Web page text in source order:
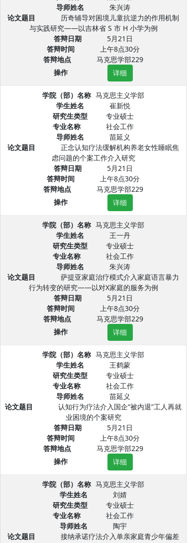
导师姓名
朱兴涛
论文题目
历奇辅导对困境儿童抗逆力的作用机制
与实践研究——以吉林省 S 市 H 小学为例
答辩日期
5月21日
答辩时间
上午8点30分
答辩地点
马克思学部229
操作
详细
学院（部）名称 马克思主义学部
学生姓名
崔新悦
研究生类型
专业硕士
专业名称
社会工作
导师姓名
苗延义
论文题目
正念认知疗法缓解机构养老女性睡眠焦
虑问题的个案工作介入研究
答辩日期
5月21日
答辩时间
上午8点30分
答辩地点
马克思学部229
操作
详细
学院（部）名称 马克思主义学部
学生姓名
王一丹
研究生类型
专业硕士
专业名称
社会工作
导师姓名
朱兴涛
论文题目
萨提亚家庭治疗模式介入家庭语言暴力
行为转变的研究——以对X家庭的服务为例
答辩日期
5月21日
答辩时间
上午8点30分
答辩地点
马克思学部229
操作
详细
学院（部）名称 马克思主义学部
学生姓名
王鹤蒙
研究生类型
专业硕士
专业名称
社会工作
导师姓名
苗延义
论文题目
认知行为疗法介入国企“被内退”工人再就
业困境的个案研究
答辩日期
5月21日
答辩时间
上午8点30分
答辩地点
马克思学部229
操作
详细
学院（部）名称 马克思主义学部
学生姓名
刘婧
研究生类型
专业硕士
专业名称
社会工作
导师姓名
陶宇
论文题目
接纳承诺疗法介入单亲家庭青少年偏差